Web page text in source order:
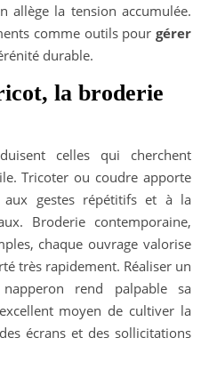
allège la tension accumulée.
comme outils pour gérer
durable.
la broderie
celles qui cherchent
Tricoter ou coudre apporte
gestes répétitifs et à la
Broderie contemporaine,
chaque ouvrage valorise
très rapidement. Réaliser un
rend palpable sa
moyen de cultiver la
écrans et des sollicitations